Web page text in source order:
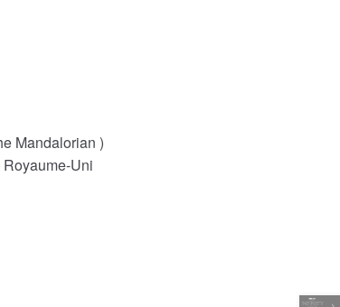
Mandalorian )
Uni